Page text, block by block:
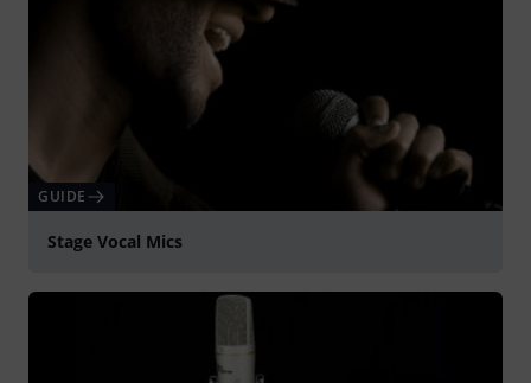
GUIDE
Stage Vocal Mics